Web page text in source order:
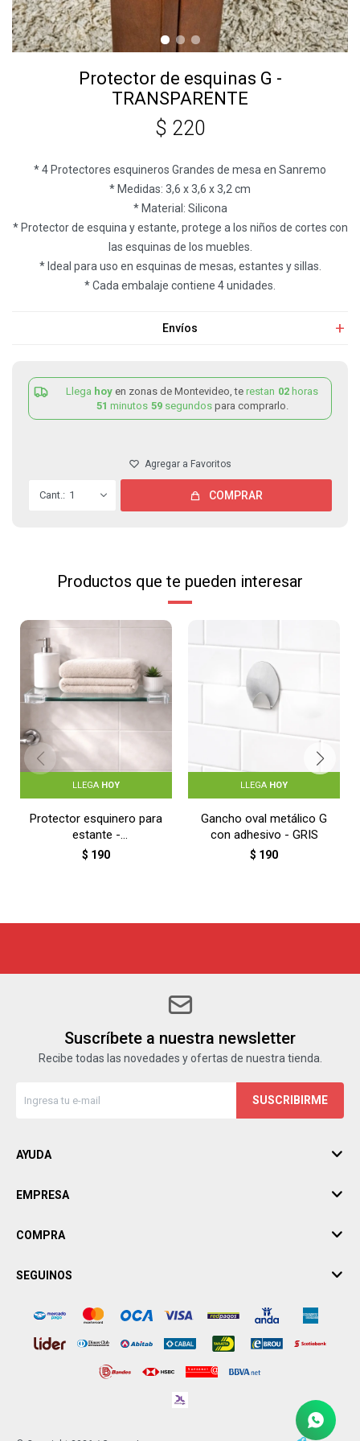
Protector de esquinas G -
TRANSPARENTE
$ 220
* 4 Protectores esquineros Grandes de mesa en Sanremo
* Medidas: 3,6 x 3,6 x 3,2 cm
* Material: Silicona
* Protector de esquina y estante, protege a los niños de cortes con
las esquinas de los muebles.
* Ideal para uso en esquinas de mesas, estantes y sillas.
* Cada embalaje contiene 4 unidades.
Envíos
Llega hoy en zonas de Montevideo, te restan 02 horas
51 minutos 59 segundos para comprarlo.
1 COMPRAR
Productos que te pueden interesar
LLEGA HOY
Protector esquinero para
estante -
TRANSPARENTE
$ 190
LLEGA HOY
Gancho oval metálico G
con adhesivo - GRIS
$ 190
Suscríbete a nuestra newsletter
Recibe todas las novedades y ofertas de nuestra tienda.
SUSCRIBIRME
AYUDA
EMPRESA
COMPRA
SEGUINOS